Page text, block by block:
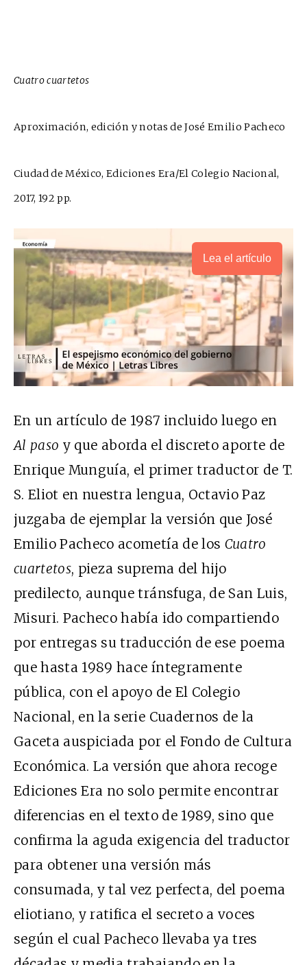
Cuatro cuartetos
Aproximación, edición y notas de José Emilio Pacheco
Ciudad de México, Ediciones Era/El Colegio Nacional,
2017, 192 pp.
Lea el artículo
En un artículo de 1987 incluido luego en
Al paso y que aborda el discreto aporte de
Enrique Munguía, el primer traductor de T.
S. Eliot en nuestra lengua, Octavio Paz
juzgaba de ejemplar la versión que José
Emilio Pacheco acometía de los Cuatro
cuartetos, pieza suprema del hijo
predilecto, aunque tránsfuga, de San Luis,
Misuri. Pacheco había ido compartiendo
por entregas su traducción de ese poema
que hasta 1989 hace íntegramente
pública, con el apoyo de El Colegio
Nacional, en la serie Cuadernos de la
Gaceta auspiciada por el Fondo de Cultura
Económica. La versión que ahora recoge
Ediciones Era no solo permite encontrar
diferencias en el texto de 1989, sino que
confirma la aguda exigencia del traductor
para obtener una versión más
consumada, y tal vez perfecta, del poema
eliotiano, y ratifica el secreto a voces
según el cual Pacheco llevaba ya tres